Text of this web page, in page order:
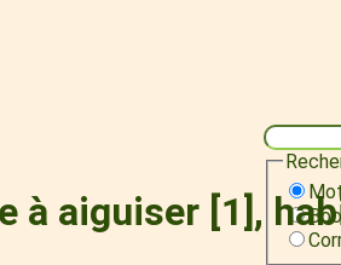
à aiguiser [1],